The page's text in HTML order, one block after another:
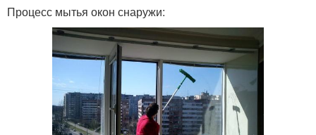
Процесс мытья окон снаружи: